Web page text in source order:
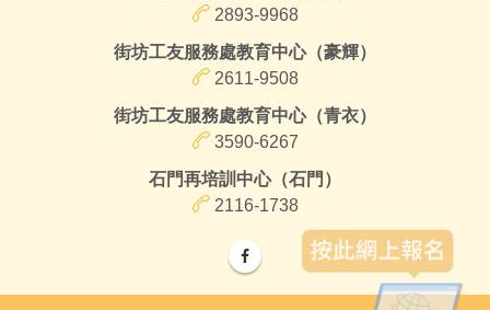
2893-9968
街坊工友服務處教育中心（豪輝）
2611-9508
街坊工友服務處教育中心（青衣）
3590-6267
石門再培訓中心（石門）
2116-1738